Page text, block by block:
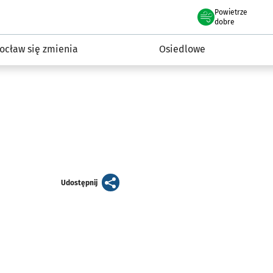
- miejskie inwestycje 2019-2032
Powietrze
we Wrocławiu
dobre
się zmienia Osiedlowe
Udostępnijartykuł